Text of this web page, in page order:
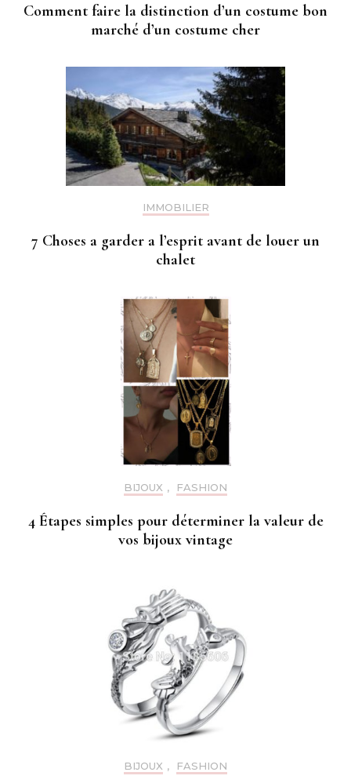
Comment faire la distinction d’un costume bon
marché d’un costume cher
IMMOBILIER
7 Choses a garder a l’esprit avant de louer un
chalet
BIJOUX , FASHION
4 Étapes simples pour déterminer la valeur de
vos bijoux vintage
BIJOUX , FASHION